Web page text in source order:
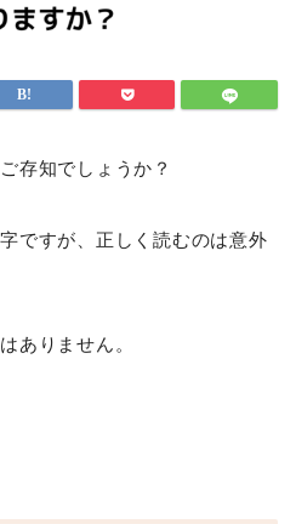
存知でしょうか？
ですが、正しく読むのは意外
ありません。